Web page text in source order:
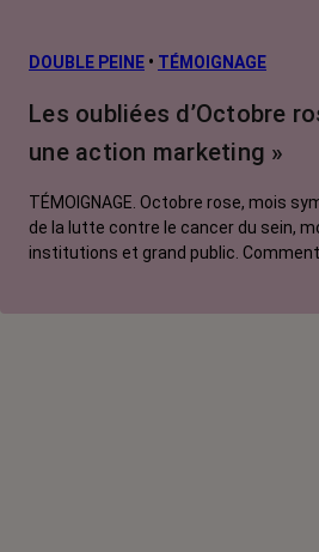
L’après cancer
Traitements
contre le cancer
DOUBLE PEINE • TÉMOIGNAGE
Les oubliées d’Octobre
une action marketing »
TÉMOIGNAGE. Octobre rose, mois
de la lutte contre le cancer du sein,
institutions et grand public.